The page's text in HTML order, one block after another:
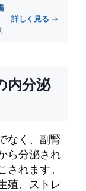
甲状腺疾患のすべて（バセドウ病・橋本病・甲状腺がん）について詳しく解説します。
詳しく見る →
内分泌
なく、副腎
ら分泌され
れます。
殖、ストレ